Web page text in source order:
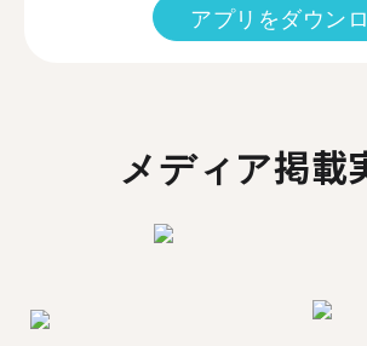
アプリをダウン
メディア掲載